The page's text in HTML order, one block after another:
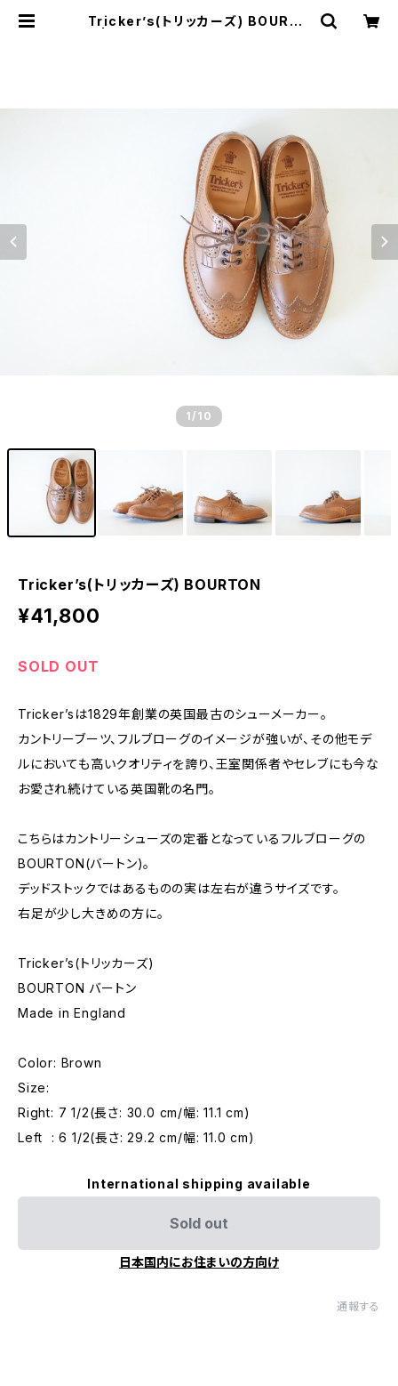
Tricker’s(トリッカーズ) BOURTO
1 /10
Tricker’s(トリッカーズ) BOURTON
¥41,800
SOLD OUT
Tricker’sは1829年創業の英国最古のシューメーカー。
カントリーブーツ、フルブローグのイメージが強いが、その他モデ
ルにおいても高いクオリティを誇り、王室関係者やセレブにも今な
お愛され続けている英国靴の名門。
こちらはカントリーシューズの定番となっているフルブローグの
BOURTON(バートン)。
デッドストックではあるものの実は左右が違うサイズです。
右足が少し大きめの方に。
Tricker’s(トリッカーズ)
BOURTON バートン
Made in England
Color: Brown
Size:
Right: 7 1/2(長さ: 30.0 cm/幅: 11.1 cm)
Left : 6 1/2(長さ: 29.2 cm/幅: 11.0 cm)
International shipping available
Sold out
日本国内にお住まいの方向け
通報する